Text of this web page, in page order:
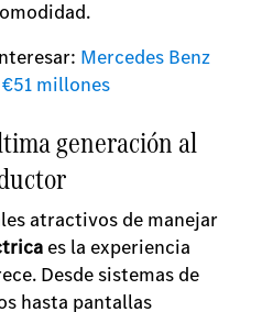
Mercedes Benz
millones
generación al
atractivos de manejar
es la experiencia
Desde sistemas de
hasta pantallas